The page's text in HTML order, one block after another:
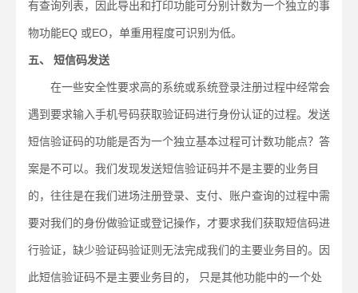
有查询列表，因此导出和打印功能可分别计数为一个独立的事
物功能EQ 或EO，单重用程度可识别为低。
五、 短信码发送
在一些安全性要求高的系统或系统登录注册过程中经常会
遇到要求输入手机号码获取验证码进行身份认证的过程。发送
短信验证码的功能是否为一个独立基本过程可计数功能点？答
案是不可以。我们发现发送短信验证码并不是主要的业务目
的，往往是在我们进场注册登录、支付、账户查询的过程中需
要对我们的身份做验证或登记操作，才要求我们获取短信码进
行验证，缺少验证码验证则无法完成我们的主要业务目的。因
此短信验证码不是主要业务目的， 只是其他功能中的一个处